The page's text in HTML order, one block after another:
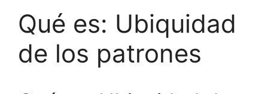
Qué es: Ubiquidad
de los patrones